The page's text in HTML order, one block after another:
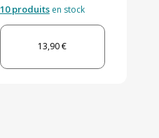
10 produitsen stock
13,90 €